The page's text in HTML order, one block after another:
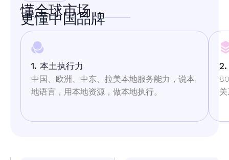
懂全球市场
更懂中国品牌
1. 本土执行力
中国、欧洲、中东、拉美本地服务能力 ，说本
地语言，用本地资源，做本地执行。
2.